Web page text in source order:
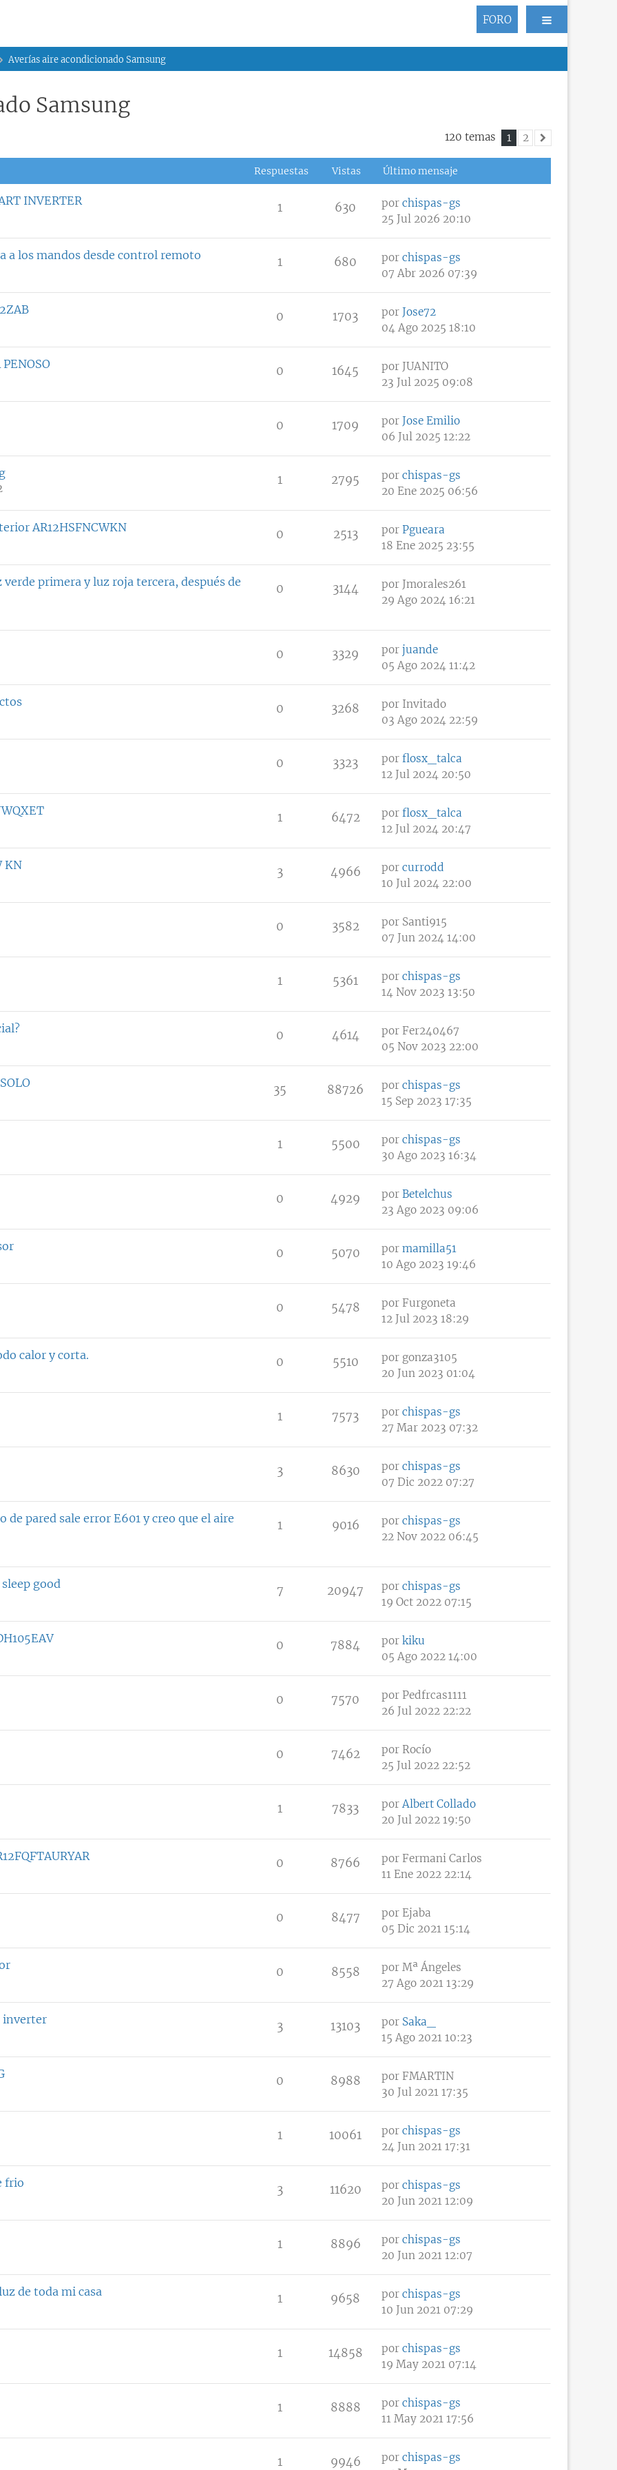
FORO
Averías aire acondicionado Samsung
Samsung
120 temas 1
2
Siguiente
Respuestas Vistas Último mensaje
INVERTER 1 630 por chispas-gs
25 Jul 2026 20:10
a los mandos desde control remoto 1 680 por chispas-gs
07 Abr 2026 07:39
0 1703 por Jose72
04 Ago 2025 18:10
0 1645 por JUANITO
23 Jul 2025 09:08
0 1709 por Jose Emilio
06 Jul 2025 12:22
1 2795 por chispas-gs
20 Ene 2025 06:56
AR12HSFNCWKN 0 2513 por Pgueara
18 Ene 2025 23:55
primera y luz roja tercera, después de 0 3144 por Jmorales261
29 Ago 2024 16:21
0 3329 por juande
05 Ago 2024 11:42
0 3268 por Invitado
03 Ago 2024 22:59
0 3323 por flosx_talca
12 Jul 2024 20:50
1 6472 por flosx_talca
12 Jul 2024 20:47
KN 3 4966 por currodd
10 Jul 2024 22:00
0 3582 por Santi915
07 Jun 2024 14:00
1 5361 por chispas-gs
14 Nov 2023 13:50
0 4614 por Fer240467
05 Nov 2023 22:00
35 88726 por chispas-gs
15 Sep 2023 17:35
1 5500 por chispas-gs
30 Ago 2023 16:34
0 4929 por Betelchus
23 Ago 2023 09:06
0 5070 por mamilla51
10 Ago 2023 19:46
0 5478 por Furgoneta
12 Jul 2023 18:29
calor y corta. 0 5510 por gonza3105
20 Jun 2023 01:04
1 7573 por chispas-gs
27 Mar 2023 07:32
3 8630 por chispas-gs
07 Dic 2022 07:27
pared sale error E601 y creo que el aire 1 9016 por chispas-gs
22 Nov 2022 06:45
good 7 20947 por chispas-gs
19 Oct 2022 07:15
0 7884 por kiku
05 Ago 2022 14:00
0 7570 por Pedfrcas1111
26 Jul 2022 22:22
0 7462 por Rocío
25 Jul 2022 22:52
1 7833 porAlbert Collado
20 Jul 2022 19:50
0 8766 por Fermani Carlos
11 Ene 2022 22:14
0 8477 por Ejaba
05 Dic 2021 15:14
0 8558 por Mª Ángeles
27 Ago 2021 13:29
inverter 3 13103 por Saka_
15 Ago 2021 10:23
0 8988 por FMARTIN
30 Jul 2021 17:35
1 10061 por chispas-gs
24 Jun 2021 17:31
frio 3 11620 por chispas-gs
20 Jun 2021 12:09
1 8896 por chispas-gs
20 Jun 2021 12:07
de toda mi casa 1 9658 por chispas-gs
10 Jun 2021 07:29
1 14858 por chispas-gs
19 May 2021 07:14
1 8888 por chispas-gs
11 May 2021 17:56
1 9946 por chispas-gs